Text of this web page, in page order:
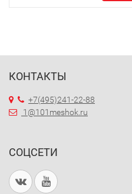
КОНТАКТЫ
+7(495)241-22-88
1@101meshok.ru
СОЦСЕТИ